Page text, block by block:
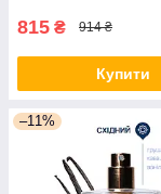
815 ₴ 914 ₴
Купити
–11%